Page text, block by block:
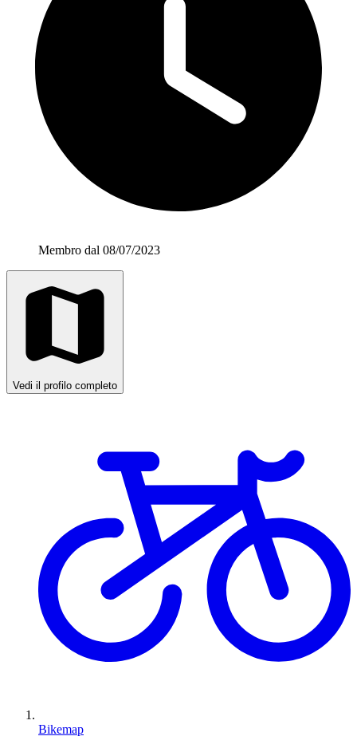
Membro dal 08/07/2023
Vedi il profilo completo
Bikemap